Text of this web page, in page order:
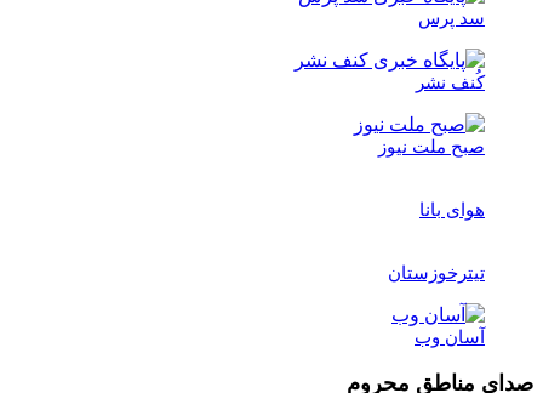
سد پرس
کُنف نشر
صبح ملت نیوز
هوای بانا
تیترخوزستان
آسان وب
صدای مناطق محروم